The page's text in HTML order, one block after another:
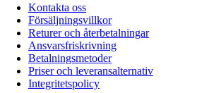
Kontakta oss
Försäljningsvillkor
Returer och återbetalningar
Ansvarsfriskrivning
Betalningsmetoder
Priser och leveransalternativ
Integritetspolicy